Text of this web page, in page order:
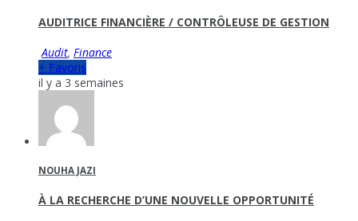
AUDITRICE FINANCIÈRE / CONTRÔLEUSE DE GESTION
Audit, Finance
+ Favoris
il y a 3 semaines
NOUHA JAZI
À LA RECHERCHE D’UNE NOUVELLE OPPORTUNITÉ